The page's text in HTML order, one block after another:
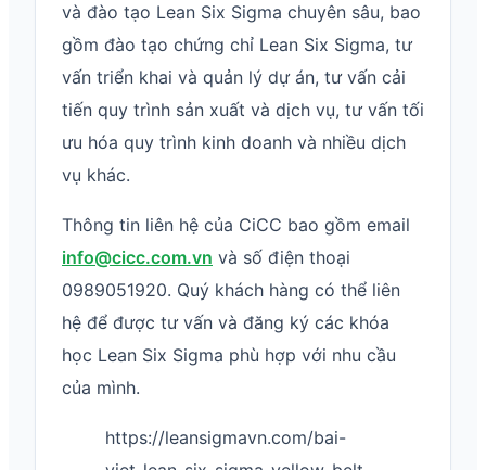
và đào tạo Lean Six Sigma chuyên sâu, bao
gồm đào tạo chứng chỉ Lean Six Sigma, tư
vấn triển khai và quản lý dự án, tư vấn cải
tiến quy trình sản xuất và dịch vụ, tư vấn tối
ưu hóa quy trình kinh doanh và nhiều dịch
vụ khác.
Thông tin liên hệ của CiCC bao gồm email
info@cicc.com.vn và số điện thoại
0989051920. Quý khách hàng có thể liên
hệ để được tư vấn và đăng ký các khóa
học Lean Six Sigma phù hợp với nhu cầu
của mình.
https://leansigmavn.com/bai-